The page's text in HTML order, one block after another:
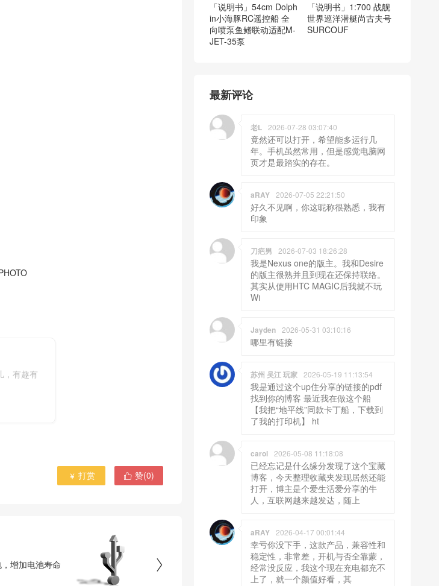
，有趣有
 赞(0)
 打赏

增加电池寿命
「说明书」54cm Dolph
in小海豚RC遥控船 全
向喷泵鱼鳍联动适配M-
JET-35泵
「说明书」1:700 战舰
世界巡洋潜艇尚古夫号
SURCOUF
最新评论
老L 2026-07-28 03:07:40
竟然还可以打开，希望能多运行几
年。手机虽然常用，但是感觉电脑网
页才是最踏实的存在。
aRAY 2026-07-05 22:21:50
好久不见啊，你这昵称很熟悉，我有
印象
刀疤男 2026-07-03 18:26:28
我是Nexus one的版主。我和Desire
的版主很熟并且到现在还保持联络。
其实从使用HTC MAGIC后我就不玩
Wi
Jayden 2026-05-31 03:10:16
哪里有链接
苏州 吴江 玩家 2026-05-19 11:13:54
我是通过这个up住分享的链接的pdf
找到你的博客 最近我在做这个船
【我把“地平线”同款卡丁船，下载到
了我的打印机】 ht
carol 2026-05-08 11:18:08
已经忘记是什么缘分发现了这个宝藏
博客，今天整理收藏夹发现居然还能
打开，博主是个爱生活爱分享的牛
人，互联网越来越发达，随上
aRAY 2026-04-17 00:01:44
幸亏你没下手，这款产品，兼容性和
稳定性，非常差，开机与否全靠蒙，
经常没反应，我这个现在充电都充不
上了，就一个颜值好看，其